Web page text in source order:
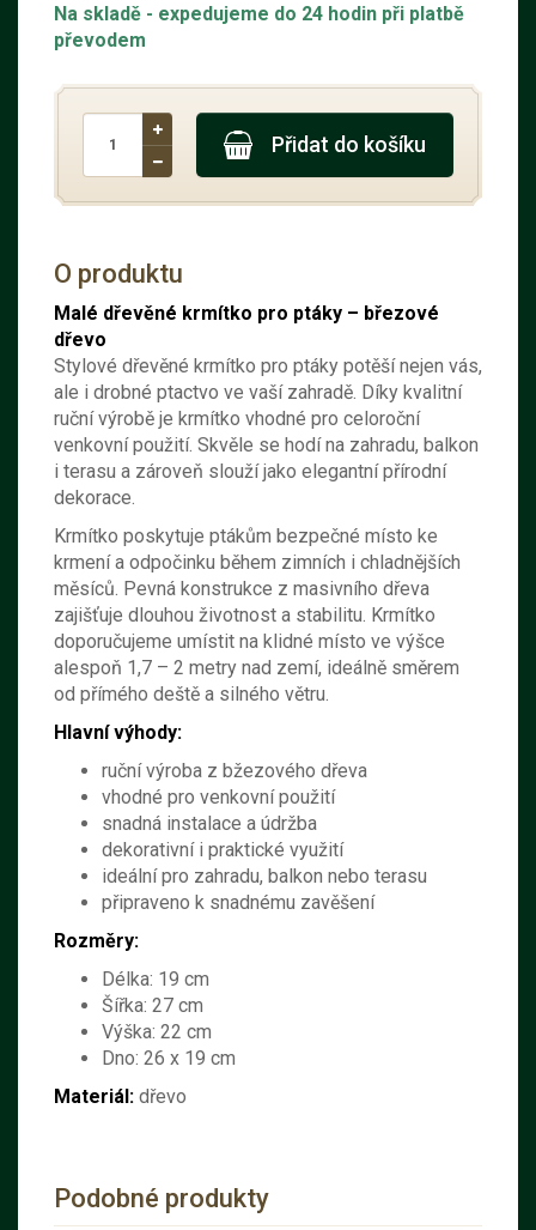
Na skladě - expedujeme do 24 hodin při platbě
převodem
Přidat do košíku
O produktu
Malé dřevěné krmítko pro ptáky – březové
dřevo
Stylové dřevěné krmítko pro ptáky potěší nejen vás,
ale i drobné ptactvo ve vaší zahradě. Díky kvalitní
ruční výrobě je krmítko vhodné pro celoroční
venkovní použití. Skvěle se hodí na zahradu, balkon
i terasu a zároveň slouží jako elegantní přírodní
dekorace.
Krmítko poskytuje ptákům bezpečné místo ke
krmení a odpočinku během zimních i chladnějších
měsíců. Pevná konstrukce z masivního dřeva
zajišťuje dlouhou životnost a stabilitu. Krmítko
doporučujeme umístit na klidné místo ve výšce
alespoň 1,7 – 2 metry nad zemí, ideálně směrem
od přímého deště a silného větru.
Hlavní výhody:
ruční výroba z bžezového dřeva
vhodné pro venkovní použití
snadná instalace a údržba
dekorativní i praktické využití
ideální pro zahradu, balkon nebo terasu
připraveno k snadnému zavěšení
Rozměry:
Délka: 19 cm
Šířka: 27 cm
Výška: 22 cm
Dno: 26 x 19 cm
Materiál: dřevo
Podobné produkty